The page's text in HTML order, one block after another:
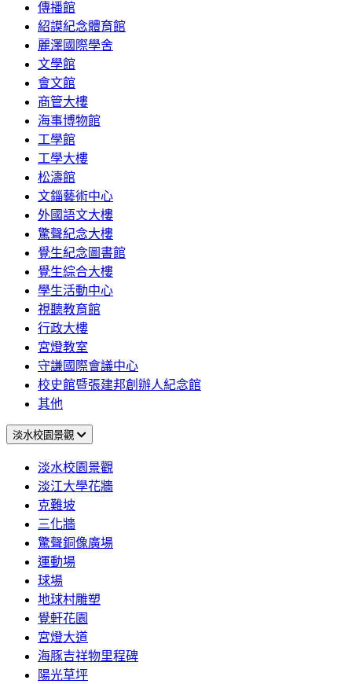
傳播館
紹謨紀念體育館
麗澤國際學舍
文學館
會文館
商管大樓
海事博物館
工學館
工學大樓
松濤館
文錙藝術中心
外國語文大樓
驚聲紀念大樓
覺生紀念圖書館
覺生綜合大樓
學生活動中心
視聽教育館
行政大樓
宮燈教室
守謙國際會議中心
校史館暨張建邦創辦人紀念館
其他
淡水校園景觀
淡水校園景觀
淡江大學花牆
克難坡
三化牆
驚聲銅像廣場
運動場
球場
地球村雕塑
覺軒花園
宮燈大道
海豚吉祥物里程碑
陽光草坪